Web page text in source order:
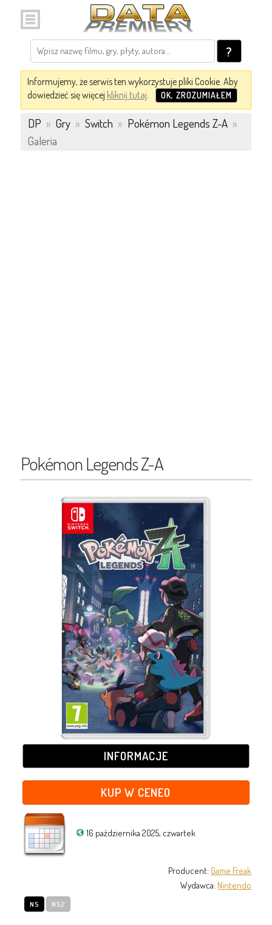
?
Informujemy, że serwis ten wykorzystuje pliki Cookie. Aby
dowiedzieć się więcej kliknij tutaj. OK, ZROZUMIAŁEM
DP » Gry » Switch » Pokémon Legends Z-A »
Galeria
Pokémon Legends Z-A
INFORMACJE
KUP W CENEO
16 października 2025, czwartek
Producent: Game Freak
Wydawca: Nintendo
NS NS2